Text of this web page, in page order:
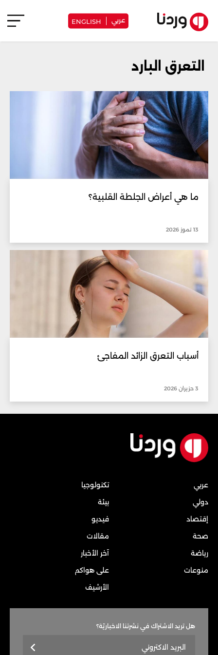
عربي ENGLISH
التعرق البارد
ما هي أعراض الجلطة القلبية؟
13 تموز 2026
أسباب التعرق الزائد المفاجئ
3 حزيران 2026
عربي
دولي
إقتصاد
صحة
رياضة
منوعات
تكنولوجيا
بيئة
فيديو
مقالات
آخر الأخبار
على هواكم
الأرشيف
هل تريد الاشتراك في نشرتنا الاخباريّة؟